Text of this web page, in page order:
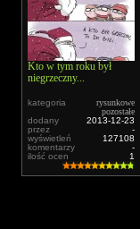
Kto w tym roku był
niegrzeczny...
kategoria
rysunkowe
pozostałe
dodany
2013-12-23
przez
-
wyświetleń
127108
komentarzy
-
ilość ocen
1